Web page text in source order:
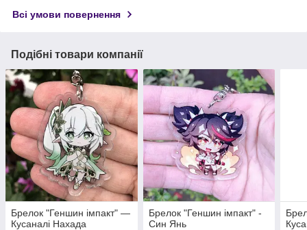
Всі умови повернення
Подібні товари компанії
Брелок "Геншин імпакт" —
Кусаналі Нахада
Брелок "Геншин імпакт" -
Син Янь